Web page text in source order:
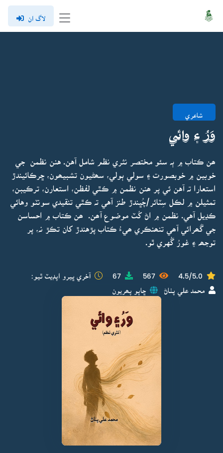
لاگ ان
شاعري
وَرُ ۽ وائي
ھن ڪتاب ۾ ٻہ سئو مختصر نثري نظم شامل آهن. هنن نظمن جي
خوبين ۾ خوبصورت ۽ سولي ٻولي، سھڻيون تشبيھون، ڇرڪائيندڙ
استعارا تہ آهن ئي پر ھنن نظمن ۾ ڪٿي لفظن، استعارن، ترڪيبن،
تمثيلن ۾ لڪل سِٽائر/چُڀندڙ طنز آهي تہ ڪٿي تنقيدي سونٽو وهائي
ڪڍيل آهي. نظمن ۾ اڻ کُٽ موضوع آھن. ھن ڪتاب ۾ احساسن
جي گَھرائي آھي تنھنڪري ھيءُ ڪتاب پڙهندڙ کان تڪڙ نہ، پر
توجھہ ۽ غورُ گُهري ٿو.
4.5/5.0
567
67 آخري ڀيرو اپڊيٽ ٿيو:
محمد علي پٺاڻ ڇاپو پھريون